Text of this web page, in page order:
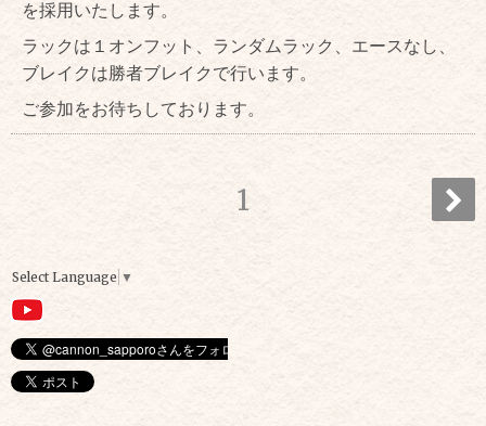
を採用いたします。
ラックは１オンフット、ランダムラック、エースなし、
ブレイクは勝者ブレイクで行います。
ご参加をお待ちしております。
1
Select Language ▼